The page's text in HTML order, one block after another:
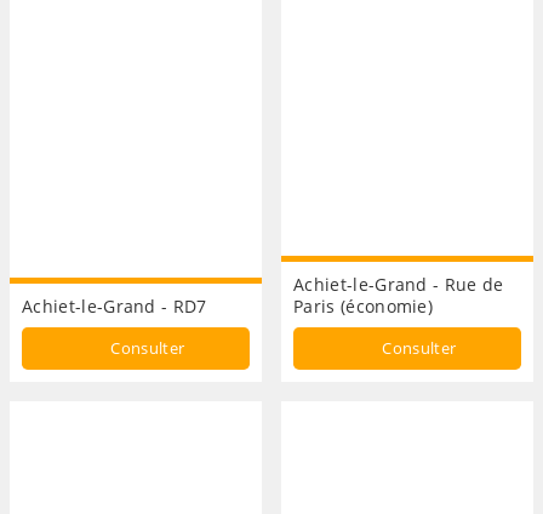
Achiet-le-Grand - RD7
Consulter
Achiet-le-Grand - Rue de
Paris (économie)
Consulter